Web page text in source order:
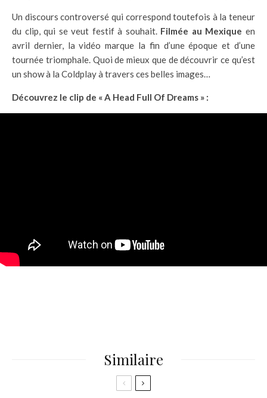
Un discours controversé qui correspond toutefois à la teneur
du clip, qui se veut festif à souhait. Filmée au Mexique en
avril dernier, la vidéo marque la fin d’une époque et d’une
tournée triomphale. Quoi de mieux que de découvrir ce qu’est
un show à la Coldplay à travers ces belles images…
Découvrez le clip de « A Head Full Of Dreams » :
Similaire